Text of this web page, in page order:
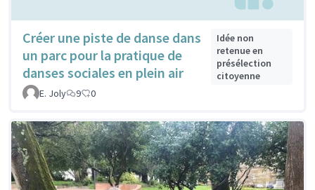
Créer une piste de danse dans
un parc pour la pratique de
danses sociales en plein air
Idée non
retenue en
présélection
citoyenne
E. Joly
9 0